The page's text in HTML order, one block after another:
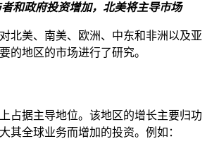
和政府投资增加，北美将主导市场
北美、南美、欧洲、中东和非洲以及亚
的地区的市场进行了研究。
占据主导地位。该地区的增长主要归功
其全球业务而增加的投资。例如：